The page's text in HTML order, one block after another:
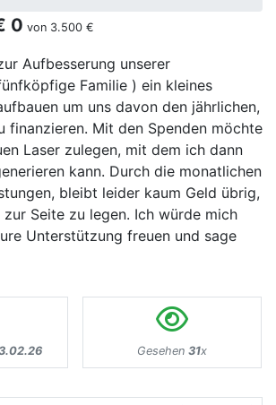
0 von 3.500 €
Aufbesserung unserer
Familie ) ein kleines
um uns davon den jährlichen,
finanzieren. Mit den Spenden möchte
Laser zulegen, mit dem ich dann
kann. Durch die monatlichen
bleibt leider kaum Geld übrig,
Seite zu legen. Ich würde mich
Unterstützung freuen und sage
Gesehen 31x